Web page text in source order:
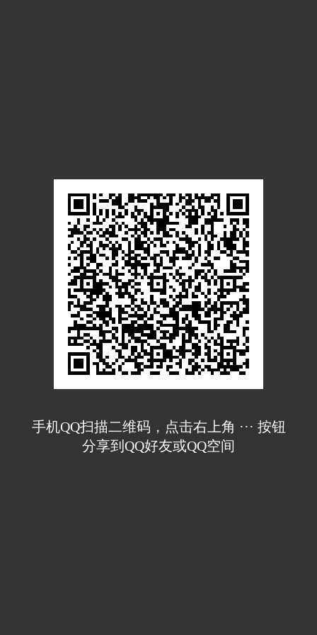
手机QQ扫描二维码，点击右上角 ··· 按钮
分享到QQ好友或QQ空间